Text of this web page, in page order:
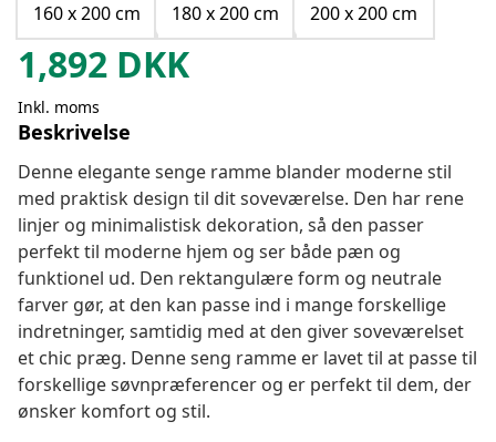
160 x 200 cm
180 x 200 cm 200 x 200 cm
1,892 DKK
Inkl. moms
Beskrivelse
Denne elegante senge ramme blander moderne stil
med praktisk design til dit soveværelse. Den har rene
linjer og minimalistisk dekoration, så den passer
perfekt til moderne hjem og ser både pæn og
funktionel ud. Den rektangulære form og neutrale
farver gør, at den kan passe ind i mange forskellige
indretninger, samtidig med at den giver soveværelset
et chic præg. Denne seng ramme er lavet til at passe til
forskellige søvnpræferencer og er perfekt til dem, der
ønsker komfort og stil.